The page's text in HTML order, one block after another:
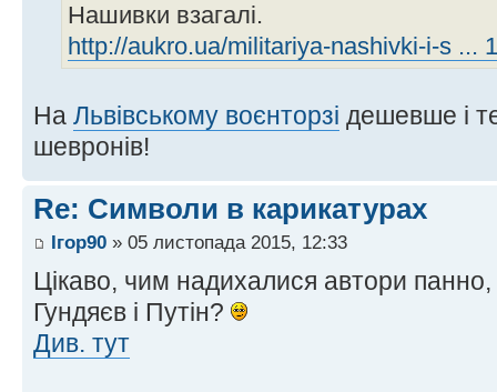
Нашивки взагалі.
http://aukro.ua/militariya-nashivki-i-s ...
На Львівському воєнторзі дешевше і
шевронів!
Re: Символи в карикатурах
Ігор90 » 05 листопада 2015, 12:33
Цікаво, чим надихалися автори панно,
Гундяєв і Путін?
Див. тут